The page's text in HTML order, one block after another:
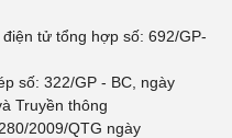
tử tổng hợp số: 692/GP-
số: 322/GP - BC, ngày
Truyền thông
2009/QTG ngày